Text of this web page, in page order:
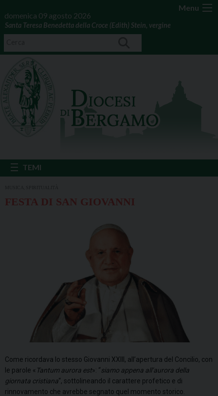
Menu
domenica 09 agosto 2026
Santa Teresa Benedetta della Croce (Edith) Stein, vergine
FESTA DI SAN GIOVANNI
Come ricordava lo stesso Giovanni XXIII, all’apertura del Concilio, con
le parole « Tantum aurora est»: “siamo appena all’aurora della
giornata cristiana“, sottolineando il carattere profetico e di
rinnovamento che avrebbe segnato quel momento storico.